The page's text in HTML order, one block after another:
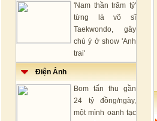
'Nam thần trăm tỷ'
từng là võ sĩ
Taekwondo, gây
chú ý ở show 'Anh
trai'
Điện Ảnh
Bom tấn thu gần
24 tỷ đồng/ngày,
một mình oanh tạc